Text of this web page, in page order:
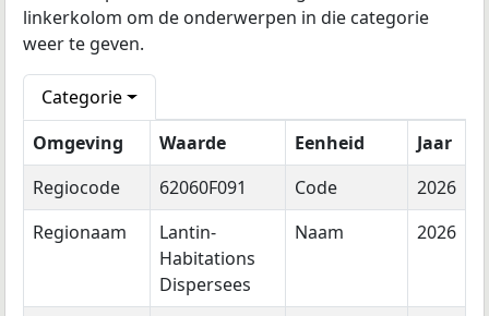
linkerkolom om de onderwerpen in die categorie
weer te geven.
Categorie
Omgeving
Waarde Eenheid
Jaar
Regiocode
62060F091 Code
2026
Regionaam
Lantin-
Habitations
Dispersees
Naam 2026